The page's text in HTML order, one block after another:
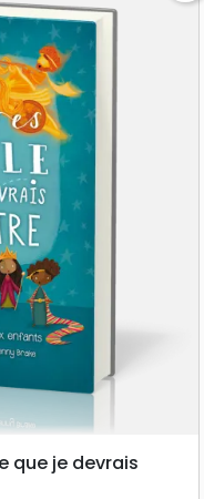
que je devrais